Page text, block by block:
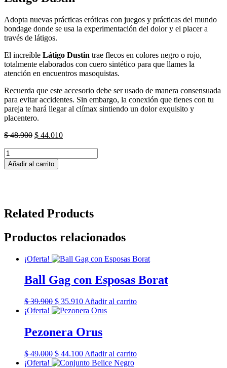
Adopta nuevas prácticas eróticas con juegos y prácticas del mundo
bondage donde se usa la experimentación del dolor y el placer a
través de látigos.
El increíble Látigo Dustin trae flecos en colores negro o rojo,
totalmente elaborados con cuero sintético para que llames la
atención en encuentros masoquistas.
Recuerda que este accesorio debe ser usado de manera consensuada
para evitar accidentes. Sin embargo, la conexión que tienes con tu
pareja te hará llegar al clímax sintiendo un dolor exquisito y
placentero.
$48.900 El
era:
$ 48.900.
$ 44.010El
Látigo
Dustin
cantidad
Añadir al carrito
Related Products
Productos relacionados
¡Oferta!
Ball Gag con Esposas Borat
$39.900 El
precio
$ 39.900.
$ 35.910El
precio
es:
$ 35.910.
Añadir al carrito
¡Oferta!
Pezonera Orus
$49.000 El
precio
$ 44.100El
precio
Añadir al carrito
¡Oferta!